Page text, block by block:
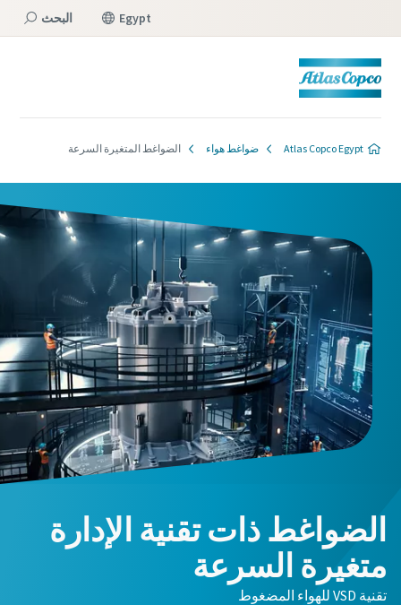
Egypt البحث
Atlas Copco Egypt ضواغط هواء الضواغط المتغيرة السرعة
الضواغط ذات تقنية الإدارة
متغيرة السرعة
تقنية VSD للهواء المضغوط